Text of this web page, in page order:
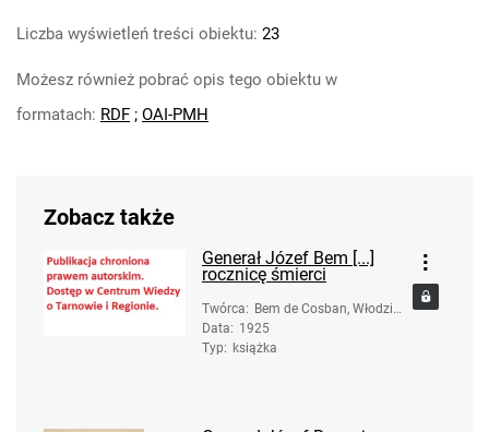
Liczba wyświetleń treści obiektu: 23
Możesz również pobrać opis tego obiektu w
formatach: RDF ; OAI-PMH
Zobacz także
Generał Józef Bem [...]
rocznicę śmierci
Twórca: Bem de Cosban, Włodzim
ierz (1889-1954)
Data: 1925
Typ: książka